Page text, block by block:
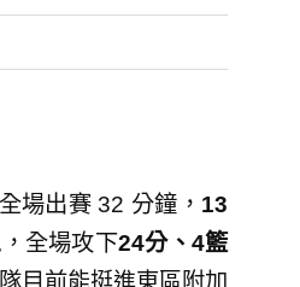
場出賽 32 分鐘， 13
全場攻下24分、4籃
目前能挺進東區附加